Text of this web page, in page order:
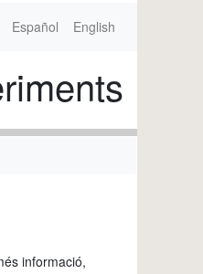
Español English
informació,